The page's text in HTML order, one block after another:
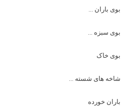
بوی باران …
بوی سبزه …
بوی خاک
شاخه های شسته …
باران خورده